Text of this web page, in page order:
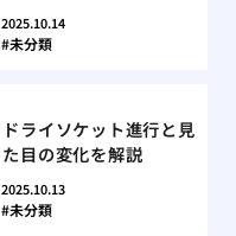
2025.10.14
未分類
ドライソケット進行と見
た目の変化を解説
2025.10.13
未分類